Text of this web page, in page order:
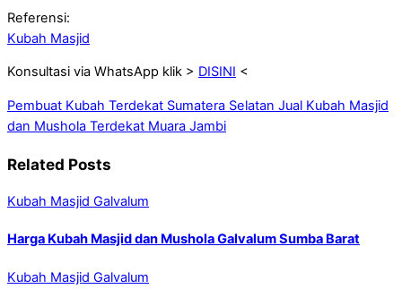
Referensi:
Kubah Masjid
Konsultasi via WhatsApp klik > DISINI <
Pembuat Kubah Terdekat Sumatera Selatan Jual Kubah Masjid
dan Mushola Terdekat Muara Jambi
Related Posts
Kubah Masjid Galvalum
Harga Kubah Masjid dan Mushola Galvalum Sumba Barat
Kubah Masjid Galvalum